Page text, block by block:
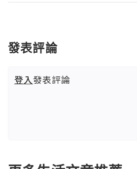
發表評論
登入發表評論